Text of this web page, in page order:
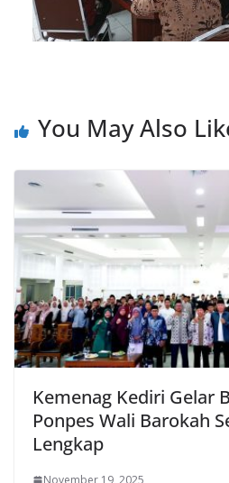
You May Also
Kemenag Kediri Gelar
Ponpes Wali Barokah
Lengkap
November 19, 2025